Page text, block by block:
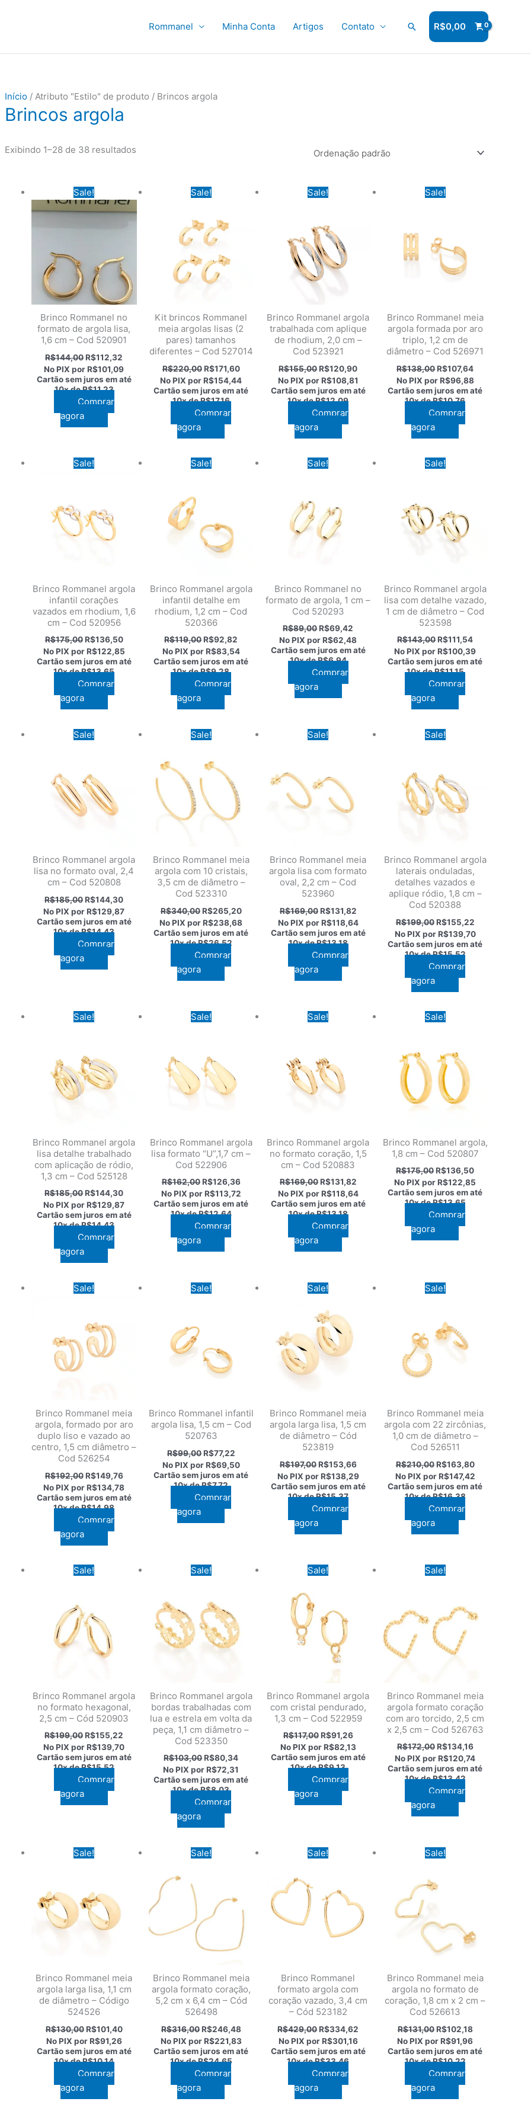
Rommanel Minha Conta Artigos Contato Pesquisar
R$0,00
Início / Atributo "Estilo" de produto / Brincos argola
Brincos argola
Exibindo 1–28 de 38 resultados
Sale!
Brinco Rommanel no
formato de argola lisa,
1,6 cm – Cod 520901
R$144,00O
preço
original
era:
R$112,32
preço
atual
é:
R$112,32.
No PIX porR$101,09
Cartão sem juros em até
10x deR$11,23
Comprar
agora
Sale!
Kit brincos Rommanel
meia argolas lisas (2
pares) tamanhos
diferentes – Cod 527014
R$220,00 O
preço
original
era:
R$171,60O
preço
atual
é:
No PIX porR$154,44
Cartão sem juros em até
10x deR$17,16
Comprar
agora
Sale!
Brinco Rommanel argola
trabalhada com aplique
de rhodium, 2,0 cm –
Cod 523921
R$155,00O
preço
original
era:
R$120,90O
preço
atual
é:
No PIX porR$108,81
Cartão sem juros em até
10x deR$12,09
Comprar
agora
Sale!
Brinco Rommanel meia
argola formada por aro
triplo, 1,2 cm de
diâmetro – Cod 526971
R$138,00O
preço
original
era:
R$107,64
atual
é:
No PIX porR$96,88
Cartão sem juros em até
10x deR$10,76
Comprar
agora
Sale!
Brinco Rommanel argola
infantil corações
vazados em rhodium, 1,6
cm – Cod 520956
R$175,00 O
preço
original
era:
R$136,50O
preço
atual
é:
No PIX porR$122,85
Cartão sem juros em até
10x deR$13,65
Comprar
agora
Sale!
Brinco Rommanel argola
infantil detalhe em
rhodium, 1,2 cm – Cod
520366
R$119,00O
preço
original
era:
R$92,82
preço
atual
é:
No PIX porR$83,54
Cartão sem juros em até
10x deR$9,28
Comprar
agora
Sale!
Brinco Rommanel no
formato de argola, 1 cm –
Cod 520293
R$89,00O
preço
original
era:
R$69,42
preço
atual
é:
R$69,42.
No PIX porR$62,48
Cartão sem juros em até
10x deR$6,94
Comprar
agora
Sale!
Brinco Rommanel argola
lisa com detalhe vazado,
1 cm de diâmetro – Cod
523598
R$143,00O
preço
original
era:
R$111,54
preço
atual
é:
No PIX porR$100,39
Cartão sem juros em até
10x deR$11,15
Comprar
agora
Sale!
Brinco Rommanel argola
lisa no formato oval, 2,4
cm – Cod 520808
R$185,00O
preço
original
era:
R$144,30O
preço
atual
é:
R$144,30.
No PIX porR$129,87
Cartão sem juros em até
10x deR$14,43
Comprar
agora
Sale!
Brinco Rommanel meia
argola com 10 cristais,
3,5 cm de diâmetro –
Cod 523310
R$340,00 O
preço
original
era:
R$340,00.
R$265,20O
preço
atual
é:
No PIX porR$238,68
Cartão sem juros em até
10x deR$26,52
Comprar
agora
Sale!
Brinco Rommanel meia
argola lisa com formato
oval, 2,2 cm – Cod
523960
R$169,00 O
preço
original
era:
R$131,82O
preço
atual
é:
R$131,82.
No PIX porR$118,64
Cartão sem juros em até
10x deR$13,18
Comprar
agora
Sale!
Brinco Rommanel argola
laterais onduladas,
detalhes vazados e
aplique ródio, 1,8 cm –
Cod 520388
R$199,00 O
preço
original
era:
R$155,22O
preço
atual
é:
No PIX porR$139,70
Cartão sem juros em até
10x deR$15,52
Comprar
agora
Sale!
Brinco Rommanel argola
lisa detalhe trabalhado
com aplicação de ródio,
1,3 cm – Cod 525128
R$185,00O
preço
original
era:
R$144,30O
preço
atual
é:
No PIX porR$129,87
Cartão sem juros em até
10x deR$14,43
Comprar
agora
Sale!
Brinco Rommanel argola
lisa formato “U”,1,7 cm –
Cod 522906
R$162,00 O
preço
original
era:
R$162,00.
R$126,36O
preço
atual
é:
No PIX porR$113,72
Cartão sem juros em até
10x deR$12,64
Comprar
agora
Sale!
Brinco Rommanel argola
no formato coração, 1,5
cm – Cod 520883
R$169,00 O
preço
original
era:
R$131,82O
preço
atual
é:
No PIX porR$118,64
Cartão sem juros em até
10x deR$13,18
Comprar
agora
Sale!
Brinco Rommanel argola,
1,8 cm – Cod 520807
R$175,00O
preço
original
era:
R$136,50O
preço
atual
é:
No PIX porR$122,85
Cartão sem juros em até
10x deR$13,65
Comprar
agora
Sale!
Brinco Rommanel meia
argola, formado por aro
duplo liso e vazado ao
centro, 1,5 cm diâmetro –
Cod 526254
R$192,00 O
preço
original
era:
R$149,76O
preço
atual
é:
No PIX porR$134,78
Cartão sem juros em até
10x deR$14,98
Comprar
agora
Sale!
Brinco Rommanel infantil
argola lisa, 1,5 cm – Cod
520763
R$99,00 O
preço
original
era:
R$77,22O
preço
atual
é:
No PIX porR$69,50
Cartão sem juros em até
10x deR$7,72
Comprar
agora
Sale!
Brinco Rommanel meia
argola larga lisa, 1,5 cm
de diâmetro – Cód
523819
R$197,00 O
preço
original
era:
R$153,66O
preço
atual
é:
No PIX porR$138,29
Cartão sem juros em até
10x deR$15,37
Comprar
agora
Sale!
Brinco Rommanel meia
argola com 22 zircônias,
1,0 cm de diâmetro –
Cod 526511
R$210,00 O
preço
original
era:
R$210,00.
R$163,80O
preço
atual
é:
No PIX porR$147,42
Cartão sem juros em até
10x deR$16,38
Comprar
agora
Sale!
Brinco Rommanel argola
no formato hexagonal,
2,5 cm – Cód 520903
R$199,00O
preço
original
era:
R$155,22
preço
atual
é:
R$155,22.
No PIX porR$139,70
Cartão sem juros em até
10x deR$15,52
Comprar
agora
Sale!
Brinco Rommanel argola
bordas trabalhadas com
lua e estrela em volta da
peça, 1,1 cm diâmetro –
Cod 523350
R$103,00O
preço
original
era:
R$80,34
atual
é:
No PIX porR$72,31
Cartão sem juros em até
10x deR$8,03
Comprar
agora
Sale!
Brinco Rommanel argola
com cristal pendurado,
1,3 cm – Cod 522959
R$117,00 O
preço
original
era:
R$91,26O
preço
atual
é:
No PIX porR$82,13
Cartão sem juros em até
10x deR$9,13
Comprar
agora
Sale!
Brinco Rommanel meia
argola formato coração
com aro torcido, 2,5 cm
x 2,5 cm – Cod 526763
R$172,00 O
preço
original
era:
R$134,16O
preço
atual
é:
No PIX porR$120,74
Cartão sem juros em até
10x deR$13,42
Comprar
agora
Sale!
Brinco Rommanel meia
argola larga lisa, 1,1 cm
de diâmetro – Código
524526
R$130,00 O
preço
original
era:
R$101,40O
atual
é:
No PIX porR$91,26
Cartão sem juros em até
10x deR$10,14
Comprar
agora
Sale!
Brinco Rommanel meia
argola formato coração,
5,2 cm x 6,4 cm – Cód
526498
R$316,00 O
preço
original
era:
R$316,00.
R$246,48O
preço
atual
é:
No PIX porR$221,83
Cartão sem juros em até
10x deR$24,65
Comprar
agora
Sale!
Brinco Rommanel
formato argola com
coração vazado, 3,4 cm
– Cód 523182
R$429,00O
preço
original
era:
R$334,62
atual
é:
No PIX porR$301,16
Cartão sem juros em até
10x deR$33,46
Comprar
agora
Sale!
Brinco Rommanel meia
argola no formato de
coração, 1,8 cm x 2 cm –
Cod 526613
R$131,00 O
preço
original
era:
R$102,18O
atual
é:
No PIX porR$91,96
Cartão sem juros em até
10x deR$10,22
Comprar
agora